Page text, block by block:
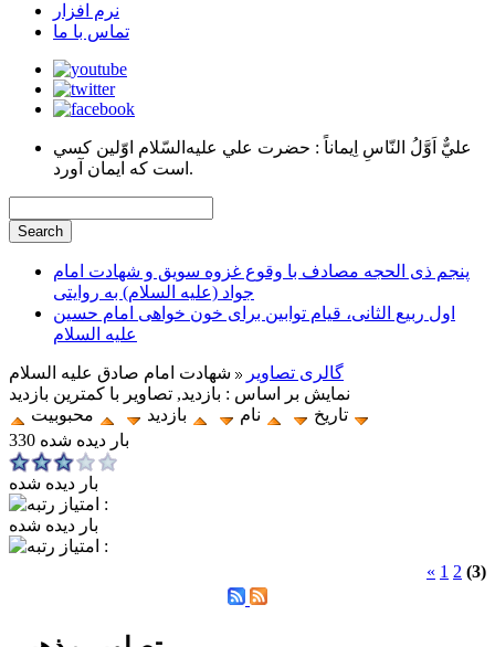
نرم افزار
تماس با ما
عليٌّ اَوَّلُ النّاسِ اِيماناً : حضرت علي عليه‌السّلام اوّلين كسي
است كه ايمان آورد.
پنجم ذی الحجه مصادف با وقوع غزوه سویق و شهادت امام
جواد (علیه السلام) به روایتی
اول ربیع الثانی، قیام توابین برای خون خواهی امام حسین
علیه السلام
گالری تصاویر
شهادت امام صادق علیه السلام
نمایش بر اساس : بازدید, تصاویر با کمترین بازدید
تاریخ
نام بازدید
محبوبیت
330 بار دیده شده
بار دیده شده
بار دیده شده
« 1 2 (3)